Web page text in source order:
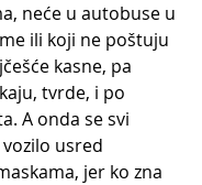
neće u autobuse u
ili koji ne poštuju
kasne, pa
tvrde, i po
A onda se svi
usred
jer ko zna